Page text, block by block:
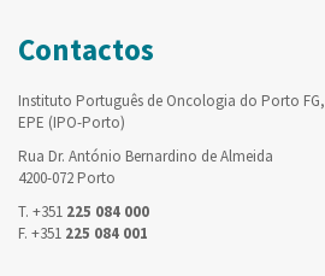
Contactos
Instituto Português de Oncologia do Porto FG,
EPE (IPO-Porto)
Rua Dr. António Bernardino de Almeida
4200-072 Porto
T. +351 225 084 000
F. +351 225 084 001